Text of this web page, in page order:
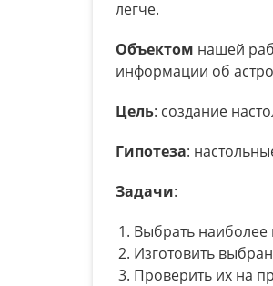
легче.
Объектом нашей
информации об
Цель: создание
Гипотеза:
Задачи:
Выбрать наиболее
Изготовить
Проверить их на